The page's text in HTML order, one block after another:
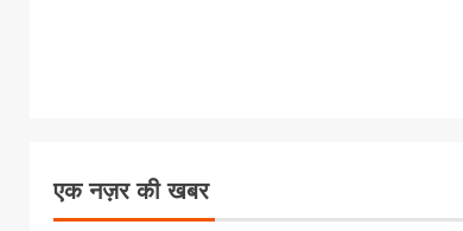
एक नज़र की खबर